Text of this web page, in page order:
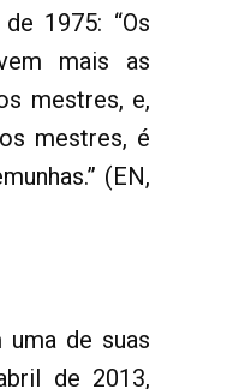
1975: “Os
mais as
mestres, e,
mestres, é
(EN,
de suas
de 2013,